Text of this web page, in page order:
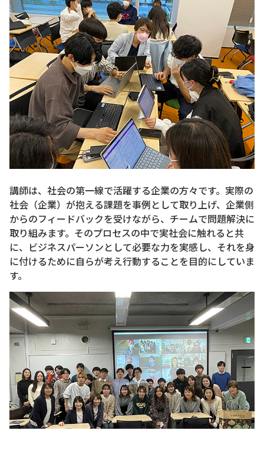
講師は、社会の第一線で活躍する企業の方々です。実際の
社会（企業）が抱える課題を事例として取り上げ、企業側
からのフィードバックを受けながら、チームで問題解決に
取り組みます。そのプロセスの中で実社会に触れると共
に、ビジネスパーソンとして必要な力を実感し、それを身
に付けるために自らが考え行動することを目的にしていま
す。